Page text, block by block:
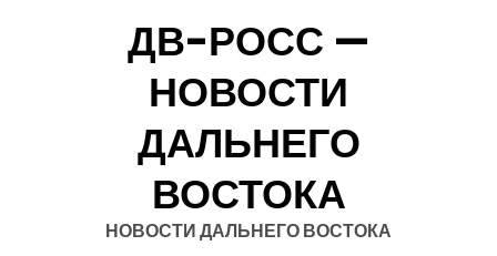
ДВ-РОСС —
НОВОСТИ
ДАЛЬНЕГО
ВОСТОКА
НОВОСТИ ДАЛЬНЕГО ВОСТОКА